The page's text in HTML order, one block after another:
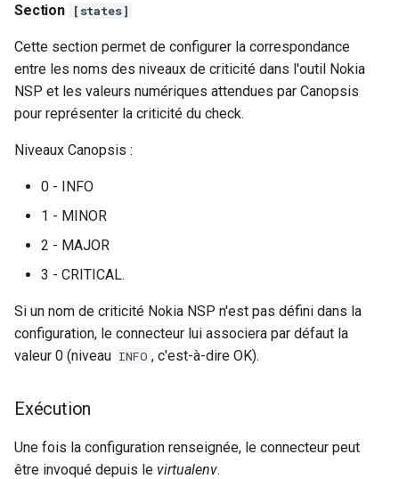
Section [states]
Cette section permet de configurer la correspondance
entre les noms des niveaux de criticité dans l'outil Nokia
NSP et les valeurs numériques attendues par Canopsis
pour représenter la criticité du check.
Niveaux Canopsis :
0 - INFO
1 - MINOR
2 - MAJOR
3 - CRITICAL.
Si un nom de criticité Nokia NSP n'est pas défini dans la
configuration, le connecteur lui associera par défaut la
valeur 0 (niveau INFO , c'est-à-dire OK).
Exécution
Une fois la configuration renseignée, le connecteur peut
être invoqué depuis le virtualenv.